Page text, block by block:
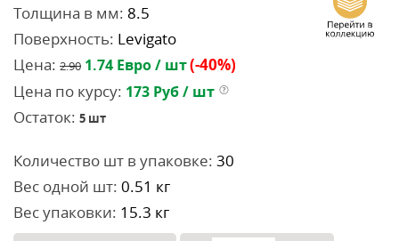
Толщина в мм: 8.5
Поверхность: Levigato
Цена: 2.90 1.74 Евро / шт(-40%)
Цена по курсу: 173 Руб / шт
Остаток: 5 шт
Количество шт в упаковке: 30
Вес одной шт: 0.51 кг
Вес упаковки: 15.3 кг